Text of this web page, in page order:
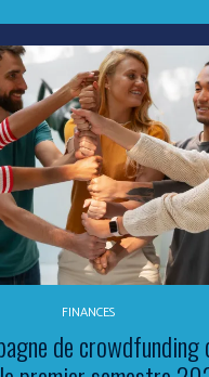
FINANCES
de crowdfunding